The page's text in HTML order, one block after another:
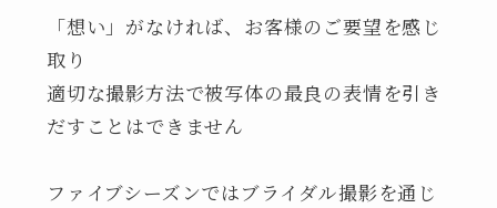
「想い」がなければ、お客様のご要望を感じ
取り
適切な撮影方法で被写体の最良の表情を引き
だすことはできません
ファイブシーズンではブライダル撮影を通じ